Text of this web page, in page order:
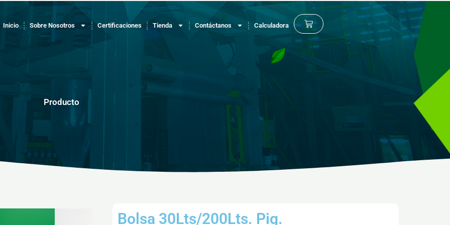
Inicio Sobre Nosotros Certificaciones Tienda Contáctanos Calculadora Cart
Producto
Bolsa 30Lts/200Lts. Pig.